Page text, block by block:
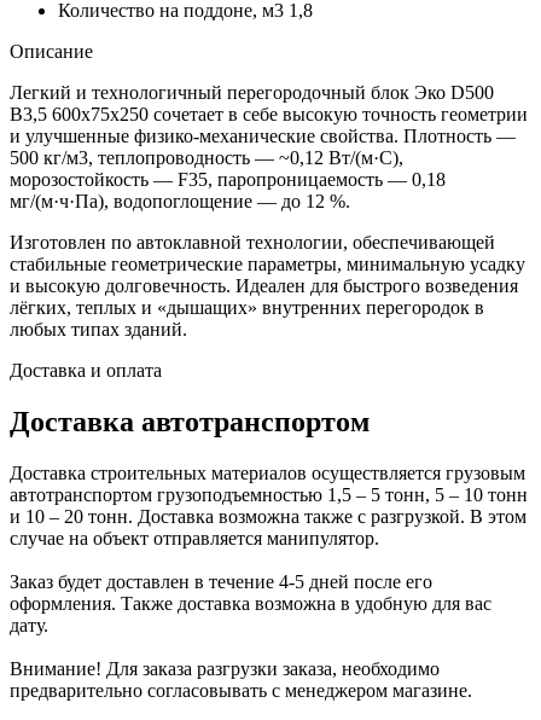
Количество на поддоне, м3 1,8
Описание
Легкий и технологичный перегородочный блок Эко D500
B3,5 600x75x250 сочетает в себе высокую точность геометрии
и улучшенные физико-механические свойства. Плотность —
500 кг/м3, теплопроводность — ~0,12 Вт/(м·C),
морозостойкость — F35, паропроницаемость — 0,18
мг/(м·ч·Па), водопоглощение — до 12 %.
Изготовлен по автоклавной технологии, обеспечивающей
стабильные геометрические параметры, минимальную усадку
и высокую долговечность. Идеален для быстрого возведения
лёгких, теплых и «дышащих» внутренних перегородок в
любых типах зданий.
Доставка и оплата
Доставка автотранспортом
Доставка строительных материалов осуществляется грузовым
автотранспортом грузоподъемностью 1,5 – 5 тонн, 5 – 10 тонн
и 10 – 20 тонн. Доставка возможна также с разгрузкой. В этом
случае на объект отправляется манипулятор.
Заказ будет доставлен в течение 4-5 дней после его
оформления. Также доставка возможна в удобную для вас
дату.
Внимание! Для заказа разгрузки заказа, необходимо
предварительно согласовывать с менеджером магазине.